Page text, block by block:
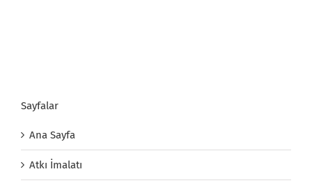
Sayfalar
Ana Sayfa
Atkı İmalatı